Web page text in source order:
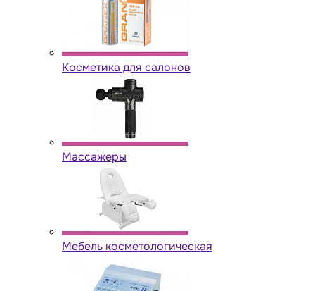
Косметика для салонов
Массажеры
Мебель косметологическая